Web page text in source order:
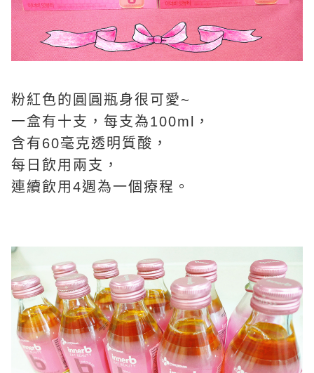
粉紅色的圓圓瓶身很可愛~
一盒有十支，每支為100ml，
含有60毫克透明質酸，
每日飲用兩支，
連續飲用4週為一個療程。